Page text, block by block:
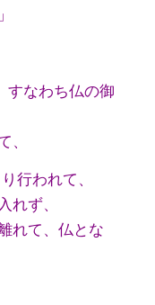
すなわち仏の御
行われて、
ず、
れて、仏とな